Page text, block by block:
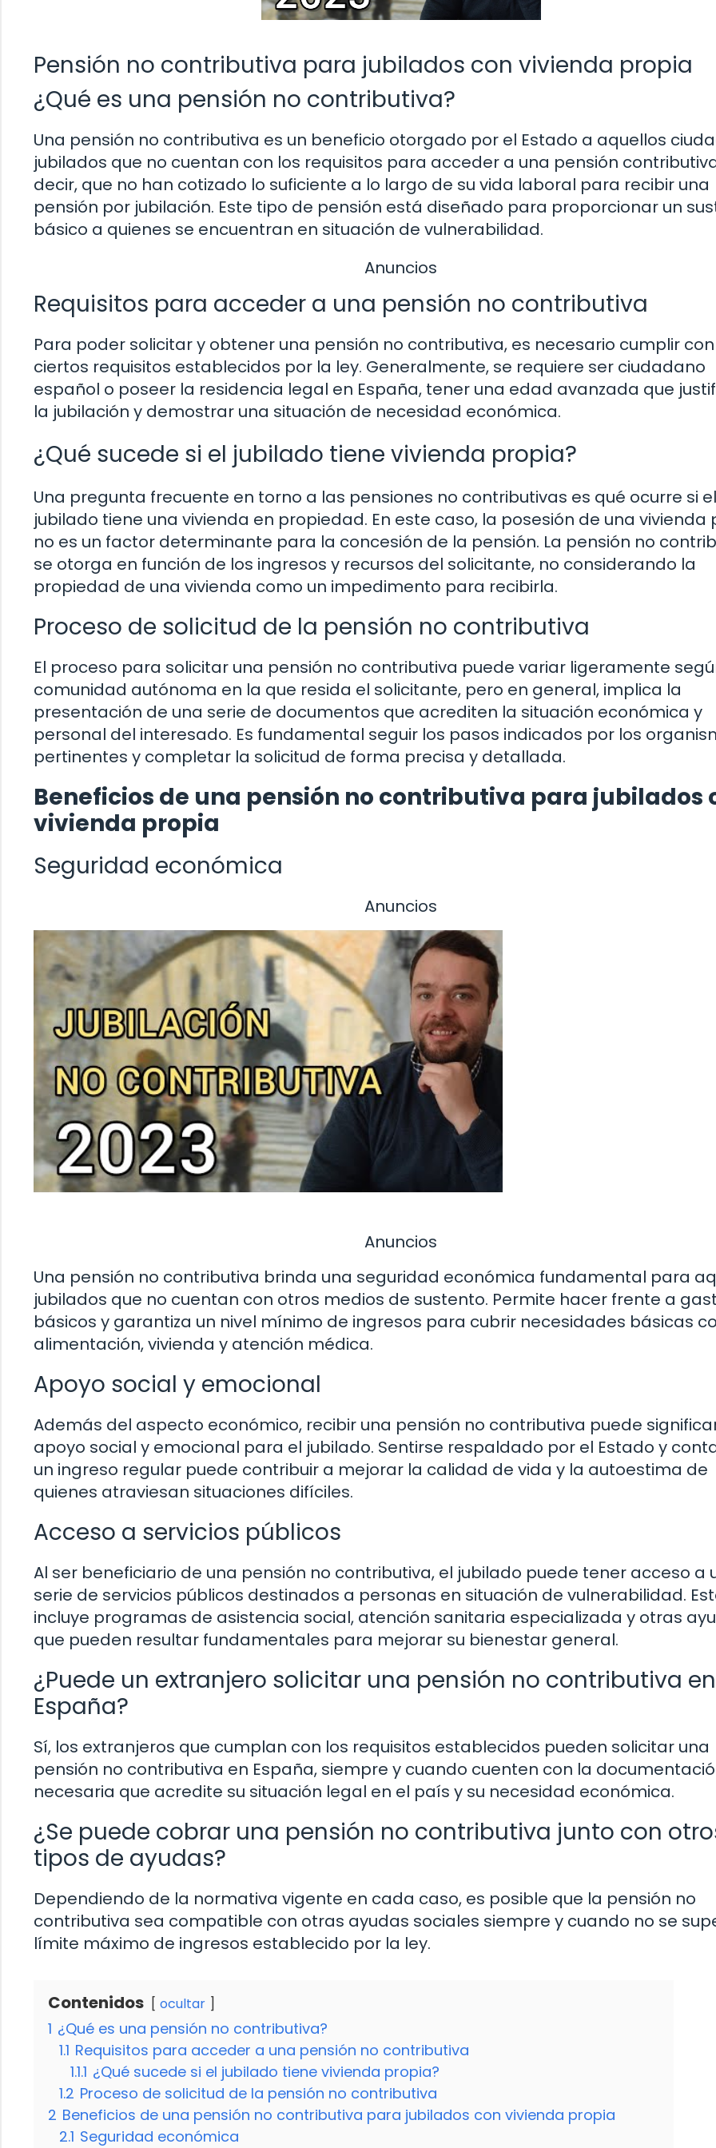
Pensión no contributiva para jubilados con vivienda propia
¿Qué es una pensión no contributiva?
Una pensión no contributiva es un beneficio otorgado por el Estado a aquellos
jubilados que no cuentan con los requisitos para acceder a una pensión
decir, que no han cotizado lo suficiente a lo largo de su vida laboral para recibir una
pensión por jubilación. Este tipo de pensión está diseñado para proporcionar un
básico a quienes se encuentran en situación de vulnerabilidad.
Anuncios
Requisitos para acceder a una pensión no contributiva
Para poder solicitar y obtener una pensión no contributiva, es necesario cumplir con
ciertos requisitos establecidos por la ley. Generalmente, se requiere ser ciudadano
español o poseer la residencia legal en España, tener una edad avanzada que
la jubilación y demostrar una situación de necesidad económica.
¿Qué sucede si el jubilado tiene vivienda propia?
Una pregunta frecuente en torno a las pensiones no contributivas es qué ocurre si el
jubilado tiene una vivienda en propiedad. En este caso, la posesión de una vivienda
no es un factor determinante para la concesión de la pensión. La pensión no
se otorga en función de los ingresos y recursos del solicitante, no considerando la
propiedad de una vivienda como un impedimento para recibirla.
Proceso de solicitud de la pensión no contributiva
El proceso para solicitar una pensión no contributiva puede variar ligeramente
comunidad autónoma en la que resida el solicitante, pero en general, implica la
presentación de una serie de documentos que acrediten la situación económica y
personal del interesado. Es fundamental seguir los pasos indicados por los
pertinentes y completar la solicitud de forma precisa y detallada.
Beneficios de una pensión no contributiva para jubilados
vivienda propia
Seguridad económica
Anuncios
Anuncios
Una pensión no contributiva brinda una seguridad económica fundamental para
jubilados que no cuentan con otros medios de sustento. Permite hacer frente a
básicos y garantiza un nivel mínimo de ingresos para cubrir necesidades básicas
alimentación, vivienda y atención médica.
Apoyo social y emocional
Además del aspecto económico, recibir una pensión no contributiva puede
apoyo social y emocional para el jubilado. Sentirse respaldado por el Estado y
un ingreso regular puede contribuir a mejorar la calidad de vida y la autoestima de
quienes atraviesan situaciones difíciles.
Acceso a servicios públicos
Al ser beneficiario de una pensión no contributiva, el jubilado puede tener acceso a
serie de servicios públicos destinados a personas en situación de vulnerabilidad.
incluye programas de asistencia social, atención sanitaria especializada y otras
que pueden resultar fundamentales para mejorar su bienestar general.
¿Puede un extranjero solicitar una pensión no contributiva en
España?
Sí, los extranjeros que cumplan con los requisitos establecidos pueden solicitar una
pensión no contributiva en España, siempre y cuando cuenten con la
necesaria que acredite su situación legal en el país y su necesidad económica.
¿Se puede cobrar una pensión no contributiva junto con
tipos de ayudas?
Dependiendo de la normativa vigente en cada caso, es posible que la pensión no
contributiva sea compatible con otras ayudas sociales siempre y cuando no se
límite máximo de ingresos establecido por la ley.
Contenidos ocultar
1 ¿Qué es una pensión no contributiva?
1.1 Requisitos para acceder a una pensión no contributiva
1.1.1 ¿Qué sucede si el jubilado tiene vivienda propia?
1.2 Proceso de solicitud de la pensión no contributiva
2 Beneficios de una pensión no contributiva para jubilados con vivienda propia
2.1 Seguridad económica